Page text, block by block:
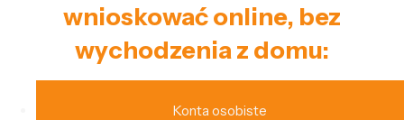
wnioskować online, bez
wychodzenia z domu:
Konta osobiste